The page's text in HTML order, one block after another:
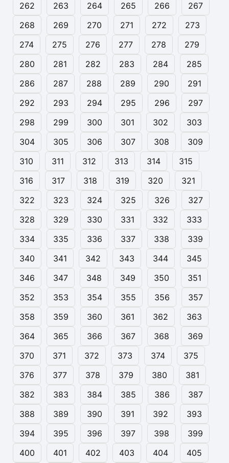
262
263 264 265 266
267
268
269 270 271 272
273
274
275 276 277 278
279
280
281 282 283 284
285
286
287 288 289 290
291
292
293 294 295 296
297
298
299 300 301 302
303
304
305 306 307 308
309
310
311 312 313 314
315
316
317 318 319 320
321
322
323 324 325 326
327
328
329 330 331 332
333
334
335 336 337 338
339
340
341 342 343 344
345
346
347 348 349 350
351
352
353 354 355 356
357
358
359 360 361 362
363
364
365 366 367 368
369
370
371 372 373 374
375
376
377 378 379 380
381
382
383 384 385 386
387
388
389 390 391 392
393
394
395 396 397 398
399
400
401 402 403 404 405